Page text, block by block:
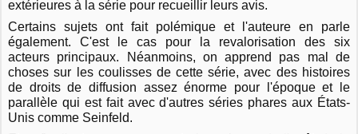
extérieures à la série pour recueillir leurs avis.
Certains sujets ont fait polémique et l'auteure en parle
également. C'est le cas pour la revalorisation des six
acteurs principaux. Néanmoins, on apprend pas mal de
choses sur les coulisses de cette série, avec des histoires
de droits de diffusion assez énorme pour l'époque et le
parallèle qui est fait avec d'autres séries phares aux États-
Unis comme Seinfeld.